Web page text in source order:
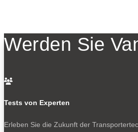
Werden Sie

Tests von Experten
Erleben Sie die Zukunft der